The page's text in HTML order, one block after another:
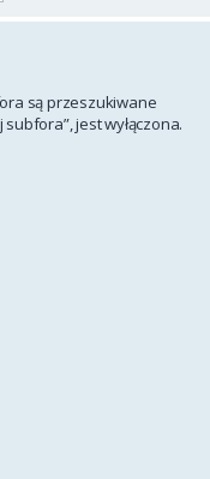
są przeszukiwane
jest wyłączona.